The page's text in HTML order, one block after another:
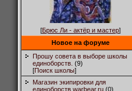
[Брюс Ли - актёр и мастер]
Новое на форуме
Прошу совета в выборе школы
единоборств. (9)
[Поиск школы]
Магазин экипировки для
единоборств warbear.ru (0)